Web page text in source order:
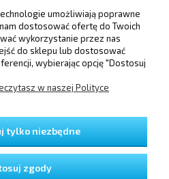
POMOC
I PŁATNOŚCI
I ZWROTY
umożliwiają poprawne
dostosować ofertę do Twoich
wykorzystanie przez nas
do sklepu lub dostosować
wybierając opcję "Dostosuj
w naszej Polityce
tylko niezbędne
zgody